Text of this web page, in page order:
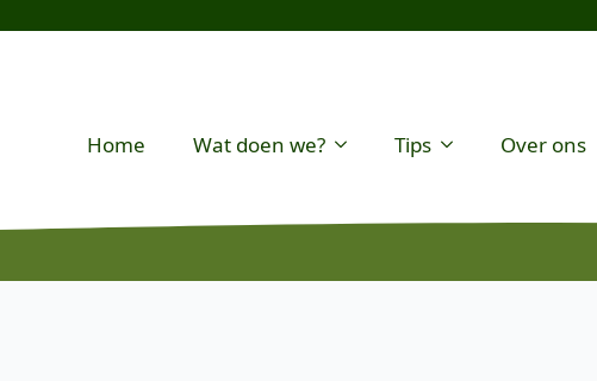
Home Wat doen we? Tips Over ons